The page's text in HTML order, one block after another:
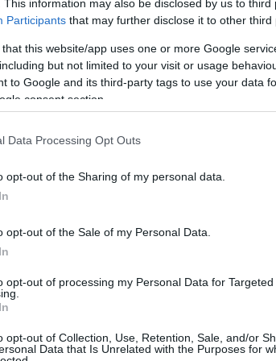
This information may also be disclosed by us to third
Participants that may further disclose it to other third
that this website/app uses one or more Google
but not limited to your visit or usage
to Google and its third-party tags to use your data
consent section.
Data Processing Opt Outs
opt-out of the Sharing of my personal data.
opt-out of the Sale of my Personal Data.
opt-out of processing my Personal Data for Targeted
opt-out of Collection, Use, Retention, Sale, and/or
Data that Is Unrelated with the Purposes for
ki az
belvárosban, és figyelemmel
most „szórakozni”. Elvétve volt
hogy úgy osztják fel maguknak a
tartják egymással a kapcsolatot. Így